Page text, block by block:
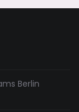
Berlin